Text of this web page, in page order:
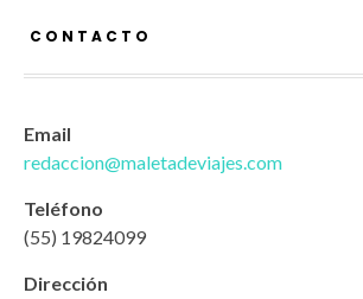
CONTACTO
Email
redaccion@maletadeviajes.com
Teléfono
(55) 19824099
Dirección